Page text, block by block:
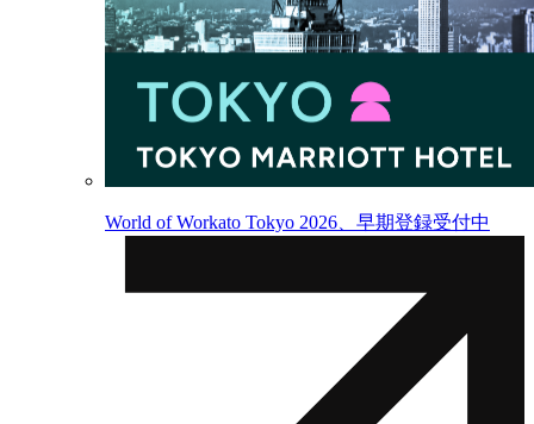
World of Workato Tokyo 2026、早期登録受付中